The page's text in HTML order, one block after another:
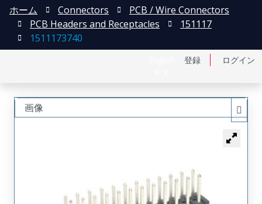
登録 ログイン
ホーム Connectors
PCB / Wire Connectors
PCB Headers and Receptacles
151117
1511173740
画像